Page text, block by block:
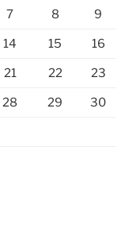
7 8 9
14 15 16
21 22 23
28 29 30